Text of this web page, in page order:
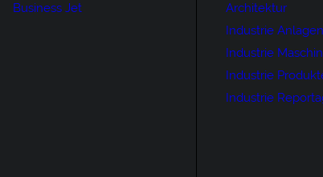
Business Jet
Architektur
Industrie Anlagen
Industrie
Industrie
Industrie